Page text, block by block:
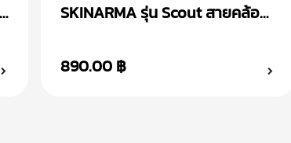
SKINARMA รุ่น Scout สายคล้อง
890.00 ฿